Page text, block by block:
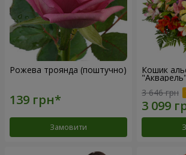
Рожева троянда (поштучно)
Замовити
Кошик
"Акварель"
3 646 грн